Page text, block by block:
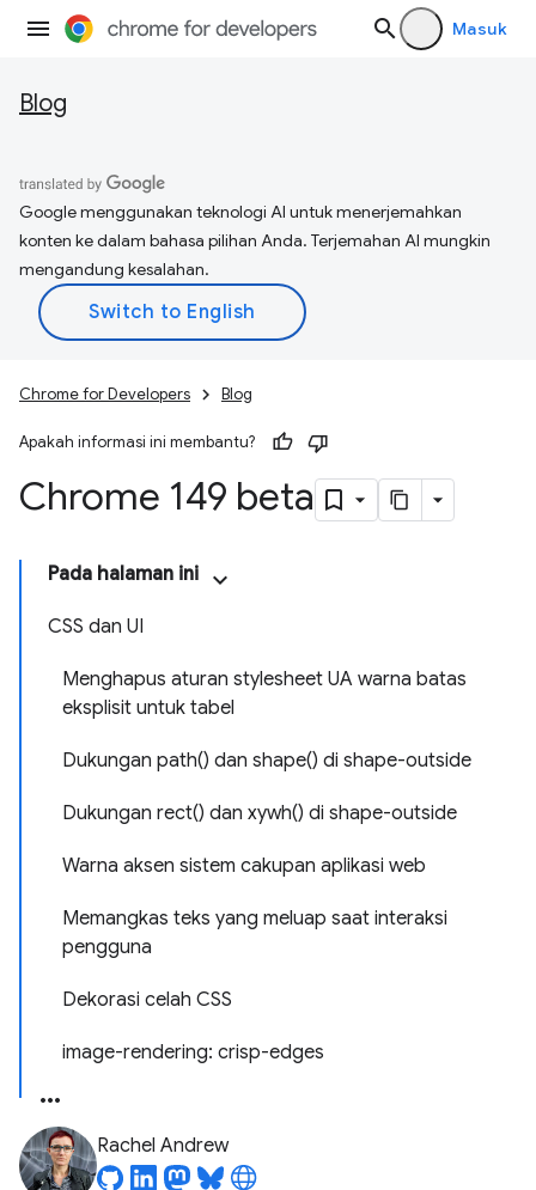
Masuk
Blog
Google menggunakan teknologi AI untuk menerjemahkan
konten ke dalam bahasa pilihan Anda. Terjemahan AI mungkin
mengandung kesalahan.
Chrome for Developers Blog
Apakah informasi ini membantu?
Chrome 149 beta
Pada halaman ini
CSS dan UI
Menghapus aturan stylesheet UA warna batas
eksplisit untuk tabel
Dukungan path() dan shape() di shape-outside
Dukungan rect() dan xywh() di shape-outside
Warna aksen sistem cakupan aplikasi web
Memangkas teks yang meluap saat interaksi
pengguna
Dekorasi celah CSS
image-rendering: crisp-edges
Rachel Andrew